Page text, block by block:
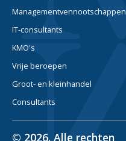
Managementvennootschappen
IT-consultants
KMO's
Vrije beroepen
Groot- en kleinhandel
Consultants
© 2026. Alle rechten